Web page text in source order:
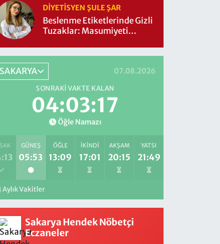
DIYETISYEN ŞULE ŞAR
Beslenme Etiketlerinde Gizli
Tuzaklar: Masumiyeti
SAKARYA 07.08.2026
SONRAKI VAKTE KALAN
04:03:16
Öğle Namazı
GÜNEŞ
05:53
ÖĞLE
13:09
İKINDI
17:01
AKŞAM
20:15
YATSI
21:49
Aylık Vakitler
Sakarya Hendek Nöbetçi
Eczaneler